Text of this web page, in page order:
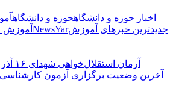
اخبار حوزه و دانشگاهحوزه و دانشگاه
آموزش NewsYarجدیدترین خبرهای آموزش
آرمان استقلال‌خواهی شهدای ۱۶ آذر در دانشگاه‌ها تداوم دارد